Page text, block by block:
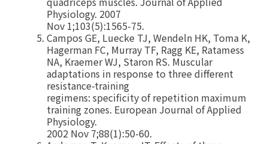
Physiology. 2007
Nov 1;103(5):1565-75.
Campos GE, Luecke TJ, Wendeln HK, Toma K,
Hagerman FC, Murray TF, Ragg KE, Ratamess
NA, Kraemer WJ, Staron RS. Muscular
adaptations in response to three different
resistance-training
regimens: specificity of repetition maximum
training zones. European Journal of Applied
Physiology.
2002 Nov 7;88(1):50-60.